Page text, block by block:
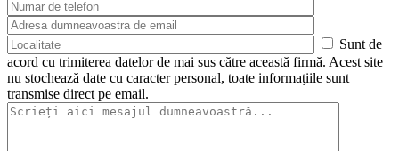
Sunt de
acord cu trimiterea datelor de mai sus către această firmă. Acest site
nu stochează date cu caracter personal, toate informaţiile sunt
transmise direct pe email.